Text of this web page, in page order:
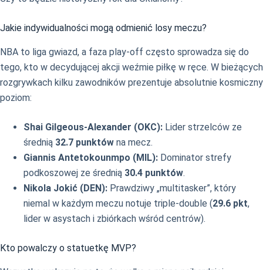
Jakie indywidualności mogą odmienić losy meczu?
NBA to liga gwiazd, a faza play-off często sprowadza się do
tego, kto w decydującej akcji weźmie piłkę w ręce. W bieżących
rozgrywkach kilku zawodników prezentuje absolutnie kosmiczny
poziom:
Shai Gilgeous-Alexander (OKC): Lider strzelców ze
średnią 32.7 punktów na mecz.
Giannis Antetokounmpo (MIL): Dominator strefy
podkoszowej ze średnią 30.4 punktów.
Nikola Jokić (DEN): Prawdziwy „multitasker”, który
niemal w każdym meczu notuje triple-double (29.6 pkt,
lider w asystach i zbiórkach wśród centrów).
Kto powalczy o statuetkę MVP?